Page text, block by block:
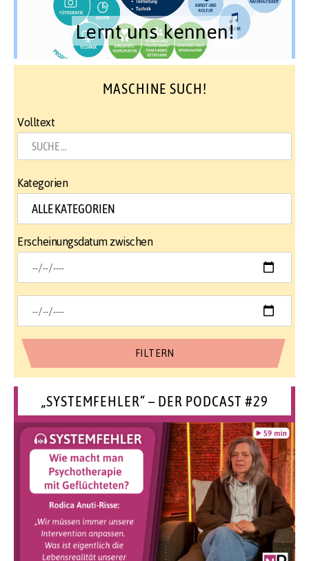
Lernt uns kennen!
MASCHINE SUCH!
Volltext
Kategorien
Erscheinungsdatum zwischen
„SYSTEMFEHLER“ – DER PODCAST #29